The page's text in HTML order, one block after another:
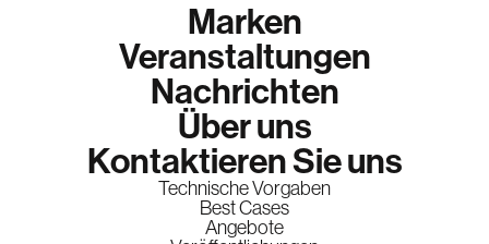
Marken
Veranstaltungen
Nachrichten
Über uns
Kontaktieren Sie uns
Technische Vorgaben
Best Cases
Angebote